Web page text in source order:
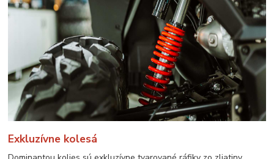
Exkluzívne kolesá